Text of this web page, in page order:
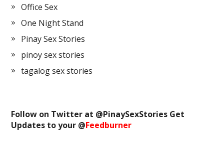
Office Sex
One Night Stand
Pinay Sex Stories
pinoy sex stories
tagalog sex stories
Follow on Twitter at @PinaySexStories Get
Updates to your @Feedburner